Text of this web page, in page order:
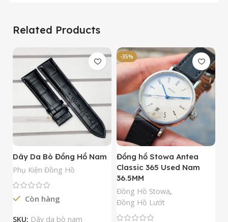
Related Products
Dây Da Bò Đồng Hồ Nam
Phụ Kiện Đồng Hồ
Còn hàng
SKU: Dây da bò nam
-35%
Đồng hồ Stowa Antea
Classic 365 Used Nam
36.5MM
Đồng Hồ Stowa,
Đồng Hồ Lướt